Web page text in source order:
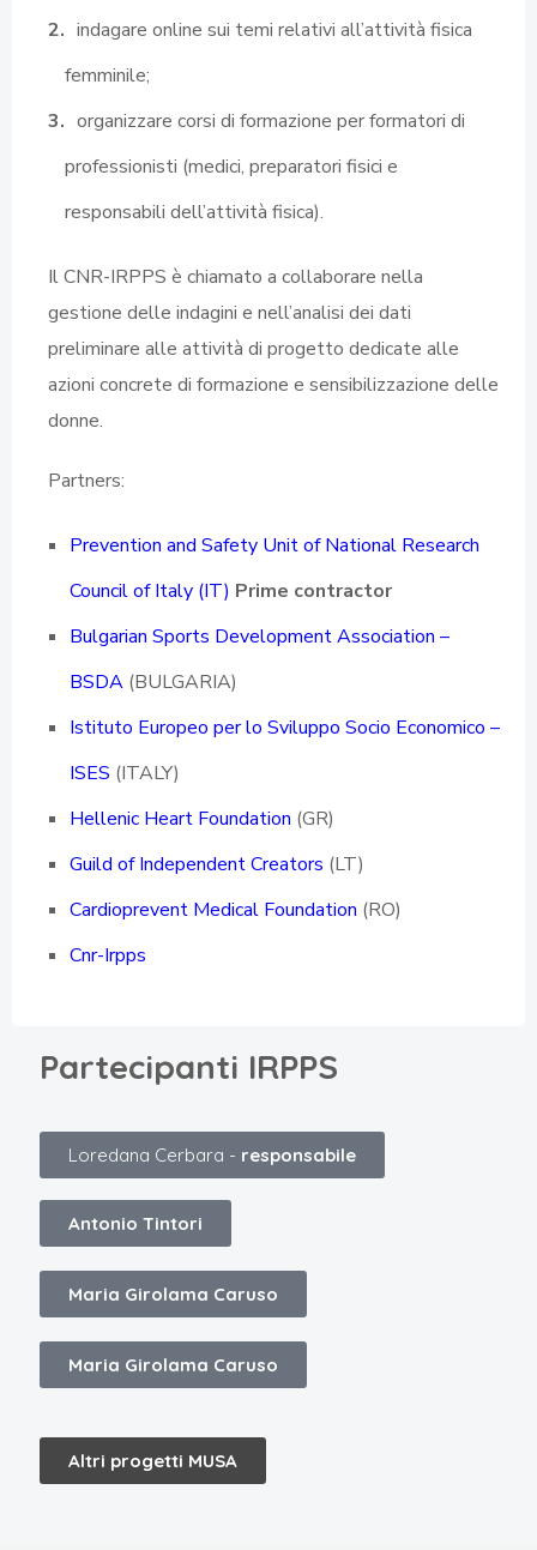
indagare online sui temi relativi all’attività fisica
femminile;
organizzare corsi di formazione per formatori di
professionisti (medici, preparatori fisici e
responsabili dell’attività fisica).
Il CNR-IRPPS è chiamato a collaborare nella
gestione delle indagini e nell’analisi dei dati
preliminare alle attività di progetto dedicate alle
azioni concrete di formazione e sensibilizzazione delle
donne.
Partners:
Prevention and Safety Unit of National Research
Council of Italy (IT) Prime contractor
Bulgarian Sports Development Association –
BSDA(BULGARIA)
Istituto Europeo per lo Sviluppo Socio Economico –
ISES (ITALY)
Hellenic Heart Foundation (GR)
Guild of Independent Creators (LT)
Cardioprevent Medical Foundation (RO)
Cnr-Irpps
Partecipanti IRPPS
Loredana Cerbara - responsabile
Antonio Tintori
Maria Girolama Caruso
Maria Girolama Caruso
Altri progetti MUSA